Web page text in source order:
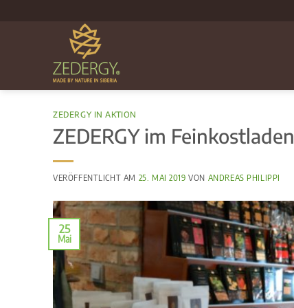
ZEDERGY IN AKTION
ZEDERGY im Feinkostladen
VERÖFFENTLICHT AM 25. MAI 2019 VON ANDREAS PHILIPPI
25
Mai